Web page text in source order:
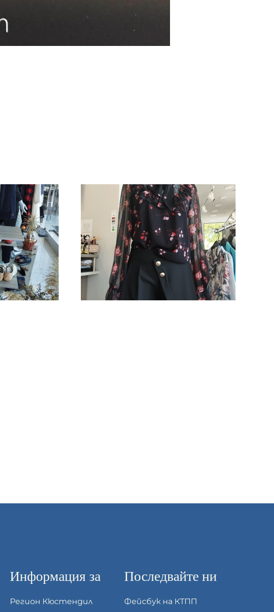
Информация за
Регион Кюстендил
Последвайте ни
Фейсбук на КТПП